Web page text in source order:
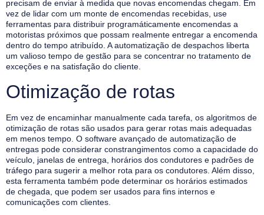
precisam de enviar à medida que novas encomendas chegam. Em
vez de lidar com um monte de encomendas recebidas, use
ferramentas para distribuir programáticamente encomendas a
motoristas próximos que possam realmente entregar a encomenda
dentro do tempo atribuído. A automatização de despachos liberta
um valioso tempo de gestão para se concentrar no tratamento de
exceções e na satisfação do cliente.
Otimização de rotas
Em vez de encaminhar manualmente cada tarefa, os algoritmos de
otimização de rotas são usados para gerar rotas mais adequadas
em menos tempo. O software avançado de automatização de
entregas pode considerar constrangimentos como a capacidade do
veículo, janelas de entrega, horários dos condutores e padrões de
tráfego para sugerir a melhor rota para os condutores. Além disso,
esta ferramenta também pode determinar os horários estimados
de chegada, que podem ser usados para fins internos e
comunicações com clientes.